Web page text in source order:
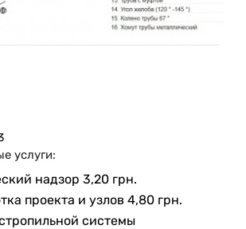
услуги:
надзор 3,20 грн.
проекта и узлов 4,80 грн.
системы